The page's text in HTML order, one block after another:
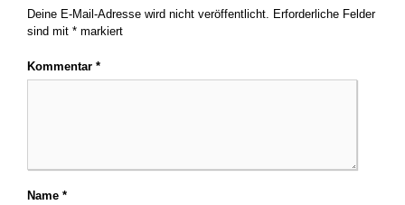
Deine E-Mail-Adresse wird nicht veröffentlicht. Erforderliche Felder
sind mit * markiert
Kommentar *
Name *